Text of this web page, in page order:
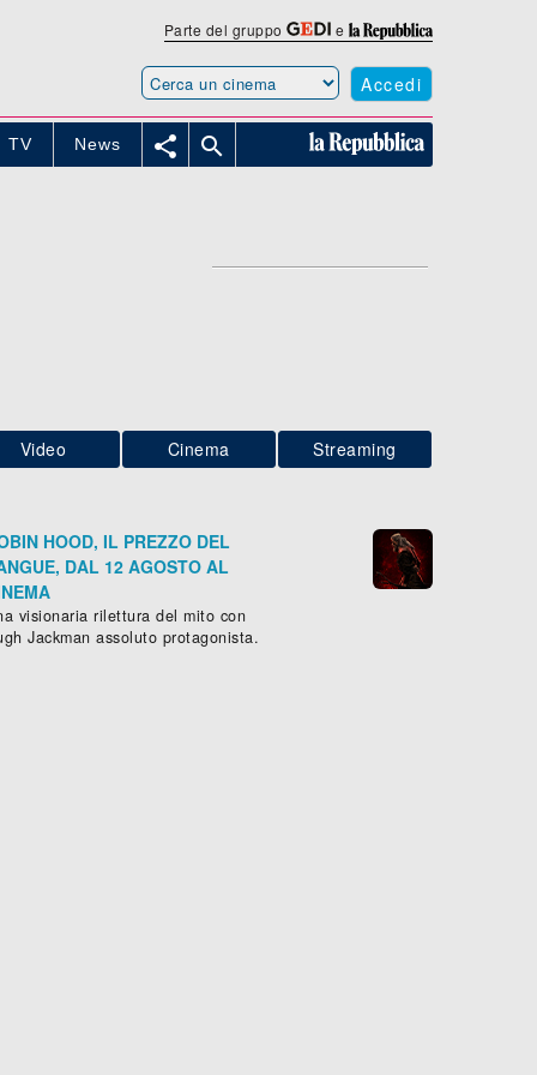
Parte del gruppo e
Accedi
TV News  
Video Cinema Streaming
HOOD, IL PREZZO DEL
DAL 12 AGOSTO AL
visionaria rilettura del mito con
Jackman assoluto protagonista.